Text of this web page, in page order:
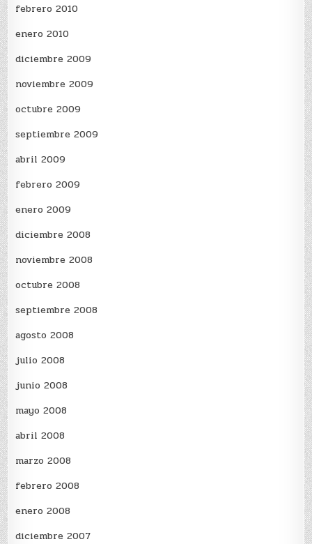
febrero 2010
enero 2010
diciembre 2009
noviembre 2009
octubre 2009
septiembre 2009
abril 2009
febrero 2009
enero 2009
diciembre 2008
noviembre 2008
octubre 2008
septiembre 2008
agosto 2008
julio 2008
junio 2008
mayo 2008
abril 2008
marzo 2008
febrero 2008
enero 2008
diciembre 2007